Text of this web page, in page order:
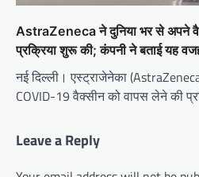
AstraZeneca ने दुनिया भर से अपने
प्रक्रिया शुरू की; कंपनी ने बताई यह
नई दिल्ली। एस्ट्राजेनेका
COVID-19 वैक्सीन को वापस लेने की
Leave a Reply